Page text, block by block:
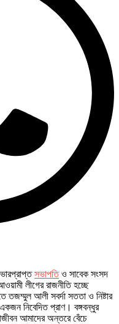
সভাপতিও সাবেক সংসদ
লীগের রাজনীতি হচ্ছে
আলী সবর্দা সততা ও নিষ্টার
নিবেদিত প্রাণ। বঙ্গবন্ধুর
আমাদের অন্তরে বেঁচে